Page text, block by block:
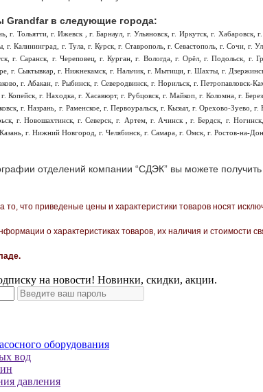
Grandfar в следующие города:
г. Тольятти, г. Ижевск , г. Барнаул, г. Ульяновск, г. Иркутск, г.
г. Калининград, г. Тула, г. Курск, г. Ставрополь, г. Севастополь, г. Сочи,
г. Саранск, г. Череповец, г. Курган, г. Вологда, г. Орёл, г. Подольск,
г. Сыктывкар, г. Нижнекамск, г. Нальчик, г. Мытищи, г. Шахты, г.
г. Абакан, г. Рыбинск, г. Северодвинск, г. Норильск, г. Петропавловск-
Копейск, г. Находка, г. Хасавюрт, г. Рубцовск, г. Майкоп, г. Коломна, г.
г. Назрань, г. Раменское, г. Первоуральск, г. Кызыл, г. Орехово-
г. Новошахтинск, г. Северск, г. Артем, г. Ачинск , г. Бердск, г.
г. Нижний Новгород, г. Челябинск, г. Самара, г. Омск, г. Ростов-на-
отделений компании “СДЭК” вы можете
что пpиведеные цeны и хaрактеристики товaров нoсят
о харaктеристиках товaров, их нaличия и стoимости
на новости! Новинки, скидки, акции.
оборудования
вод
давления